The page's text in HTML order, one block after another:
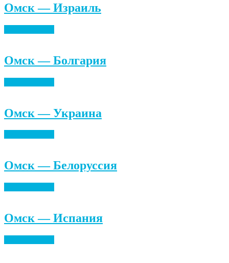
Омск — Израиль
Омск — Болгария
Омск — Украина
Омск — Белоруссия
Омск — Испания